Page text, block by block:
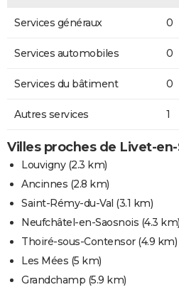
Services généraux 0
Services automobiles 0
Services du bâtiment 0
Autres services 1
Villes proches de Livet-
Louvigny(2.3 km)
Ancinnes (2.8 km)
Saint-Rémy-du-Val (3.1 km)
Neufchâtel-en-Saosnois (4.3 km)
Thoiré-sous-Contensor(4.9 km)
Les Mées (5 km)
Grandchamp (5.9 km)